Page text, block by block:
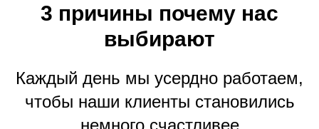
3 причины почему нас
выбирают
Каждый день мы усердно работаем,
чтобы наши клиенты становились